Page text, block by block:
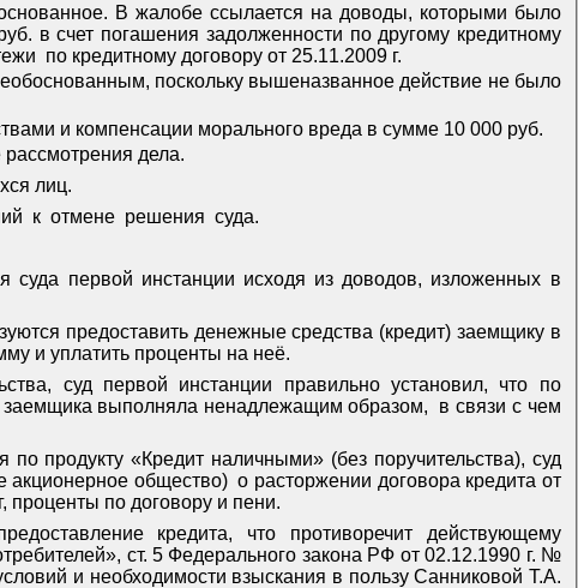
В жалобе ссылается на доводы, которыми было
в счет погашения задолженности по другому кредитному
по кредитному договору от 25.11.2009 г.
поскольку вышеназванное действие не было
и компенсации морального вреда в сумме 10 000 руб.
дела.
лиц.
к отмене решения суда.
суда первой инстанции исходя из доводов, изложенных в
предоставить денежные средства (кредит) заемщику в
и уплатить проценты на неё.
суд первой инстанции правильно установил, что по
заемщика выполняла ненадлежащим образом,
в связи с чем
продукту «Кредит наличными» (без поручительства), суд
акционерное общество) о расторжении договора кредита от
проценты по договору и пени.
кредита, что противоречит действующему
ст. 5 Федерального закона РФ от 02.12.1990 г. №
и необходимости взыскания в пользу Санниковой Т.А.